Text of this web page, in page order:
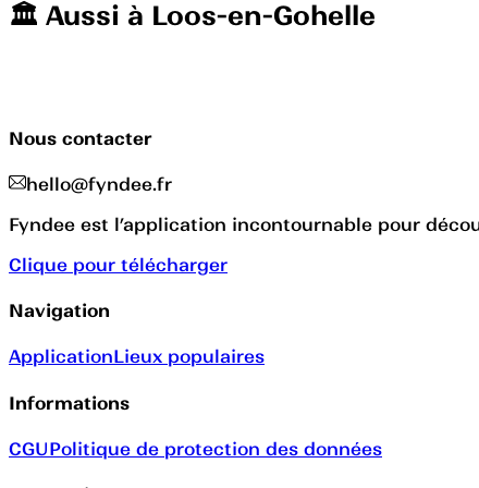
🏛️️ Aussi à Loos-en-Gohelle
Nous contacter
hello@fyndee.fr
Fyndee est l’application incontournable pour
Clique pour télécharger
Navigation
ApplicationLieux populaires
Informations
CGUPolitique de protection des données